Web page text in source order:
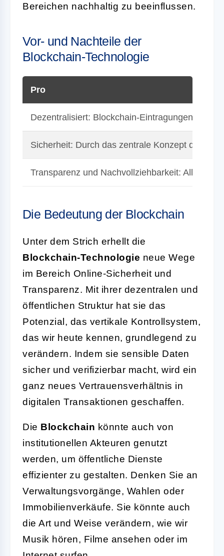
Bereichen nachhaltig zu beeinflussen.
Vor- und Nachteile der
Blockchain-Technologie
Pro
Dezentralisiert: Blockchain-Eintragungen
Sicherheit: Durch das zentrale Konzept der
Transparenz und Nachvollziehbarkeit: Alle
Die Bedeutung der Blockchain
Unter dem Strich erhellt die
Blockchain-Technologie neue Wege
im Bereich Online-Sicherheit und
Transparenz. Mit ihrer dezentralen und
öffentlichen Struktur hat sie das
Potenzial, das vertikale Kontrollsystem,
das wir heute kennen, grundlegend zu
verändern. Indem sie sensible Daten
sicher und verifizierbar macht, wird ein
ganz neues Vertrauensverhältnis in
digitalen Transaktionen geschaffen.
Die Blockchain könnte auch von
institutionellen Akteuren genutzt
werden, um öffentliche Dienste
effizienter zu gestalten. Denken Sie an
Verwaltungsvorgänge, Wahlen oder
Immobilienverkäufe. Sie könnte auch
die Art und Weise verändern, wie wir
Musik hören, Filme ansehen oder im